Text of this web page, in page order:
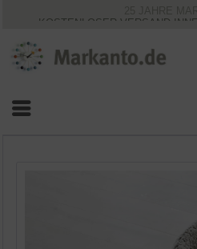
KOSTENLOSER VERSAND
VIELFÄLTIGE
BESTPRICE-